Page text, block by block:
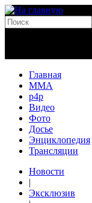
Главная
MMA
p4p
Видео
Фото
Досье
Энциклопедия
Трансляции
Новости
|
Эксклюзив